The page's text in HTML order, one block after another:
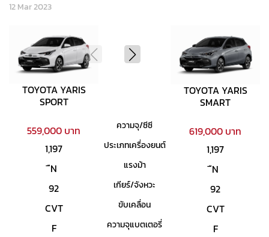
12 Mar 2023
TOYOTA YARIS
SPORT
559,000 บาท
1,197
ืN
92
CVT
F
TOYOTA YARIS
SMART
619,000 บาท
1,197
ืN
92
CVT
F
ความจุ/ซีซี
ประเภทเครื่องยนต์
แรงม้า
เกียร์/จังหวะ
ขับเคลื่อน
ความจุแบตเตอรี่